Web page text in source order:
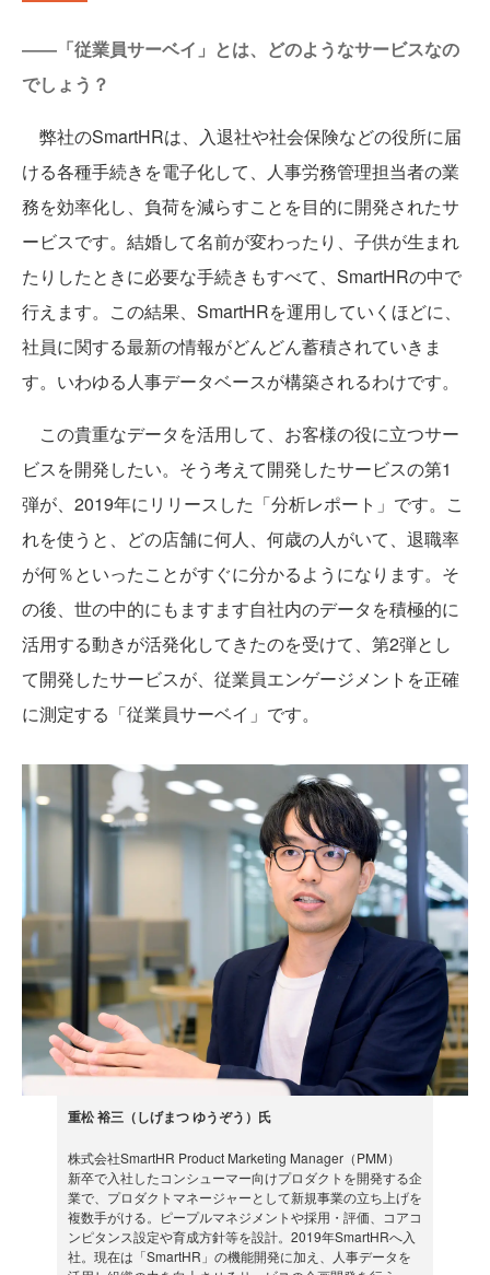
――「従業員サーベイ」とは、どのようなサービスなの
でしょう？
弊社のSmartHRは、入退社や社会保険などの役所に届
ける各種手続きを電子化して、人事労務管理担当者の業
務を効率化し、負荷を減らすことを目的に開発されたサ
ービスです。結婚して名前が変わったり、子供が生まれ
たりしたときに必要な手続きもすべて、SmartHRの中で
行えます。この結果、SmartHRを運用していくほどに、
社員に関する最新の情報がどんどん蓄積されていきま
す。いわゆる人事データベースが構築されるわけです。
この貴重なデータを活用して、お客様の役に立つサー
ビスを開発したい。そう考えて開発したサービスの第1
弾が、2019年にリリースした「分析レポート」です。こ
れを使うと、どの店舗に何人、何歳の人がいて、退職率
が何％といったことがすぐに分かるようになります。そ
の後、世の中的にもますます自社内のデータを積極的に
活用する動きが活発化してきたのを受けて、第2弾とし
て開発したサービスが、従業員エンゲージメントを正確
に測定する「従業員サーベイ」です。
重松 裕三（しげまつ ゆうぞう）氏
株式会社SmartHR Product Marketing Manager（PMM）
新卒で入社したコンシューマー向けプロダクトを開発する企
業で、プロダクトマネージャーとして新規事業の立ち上げを
複数手がける。ピープルマネジメントや採用・評価、コアコ
ンピタンス設定や育成方針等を設計。2019年SmartHRへ入
社。現在は「SmartHR」の機能開発に加え、人事データを